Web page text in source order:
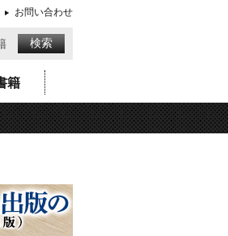
お問い合わせ
籍